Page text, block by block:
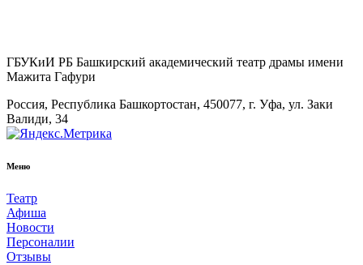
ГБУКиИ РБ Башкирский академический театр драмы имени
Мажита Гафури
Россия, Республика Башкортостан, 450077, г. Уфа, ул. Заки
Валиди, 34
Меню
Театр
Афиша
Новости
Персоналии
Отзывы